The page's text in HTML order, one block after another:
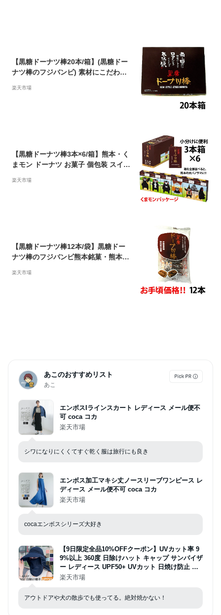
【黒糖ドーナツ棒20本/箱】(黒糖ドー
ナツ棒のフジバンビ) 素材にこだわ
ツ棒。熊本銘菓 熊本土産 熊本物産 帰
楽天市場
【黒糖ドーナツ棒3本×6/箱】熊本・く
まモン ドーナツ お菓子 個包装 スイー
やつ 詰め合わせ おかし 食べ物 お歳暮
楽天市場
【黒糖ドーナツ棒12本/袋】黒糖ドー
ナツ棒のフジバンビ熊本銘菓・熊本土
ツ お菓子 個包装 スイーツ ギフト 業
楽天市場
あこのおすすめリスト
あこ
エンボスIラインスカート レディース メール便不
可 coca コカ
楽天市場
シワになりにくくてすぐ乾く服は旅行にも良き
エンボス加工マキシ丈ノースリーブワンピース レ
ディース メール便不可 coca コカ
楽天市場
cocaエンボスシリーズ大好き
【9日限定全品10%OFFクーポン】UVカット率 9
9%以上 360度 日除けハット キャップ サンバイザ
ー レディース UPF50+ UVカット 日焼け防止 紫
外線対策 グッズ 春 夏 秋 日よけ 帽子 農作業 フ
たたみ
楽天市場
アウトドアや犬の散歩でも使ってる。絶対焼かない！